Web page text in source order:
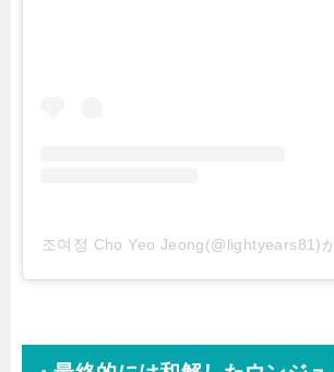
조여정 Cho Yeo Jeong(@lightyears81)